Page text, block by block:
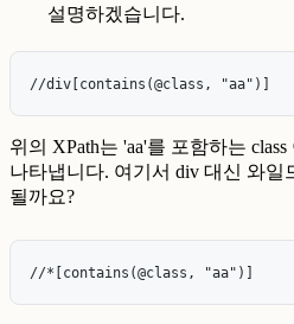
설명하겠습니다.
위의 XPath는 'aa'를 포함하는
나타냅니다. 여기서 div 대신 와일
될까요?